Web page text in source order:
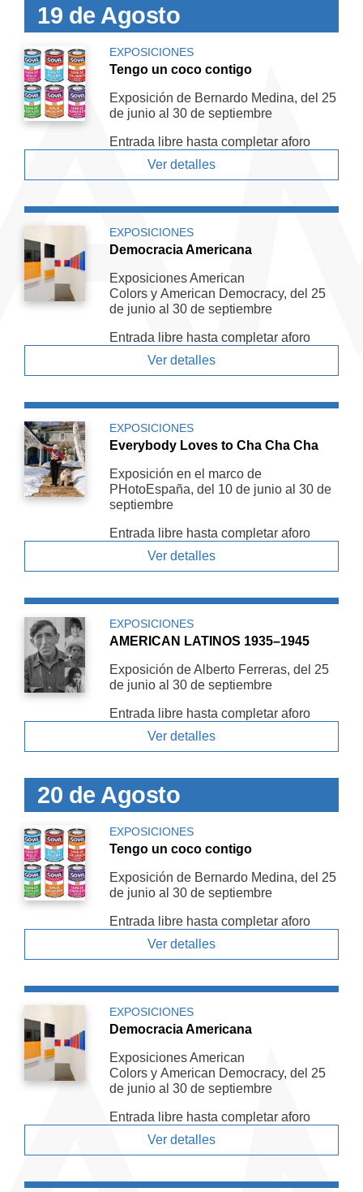
19 de Agosto
EXPOSICIONES
Tengo un coco contigo
Exposición de Bernardo Medina, del 25
de junio al 30 de septiembre
Entrada libre hasta completar aforo
Ver detalles
EXPOSICIONES
Democracia Americana
Exposiciones American
Colors y American De­mocracy, del 25
de junio al 30 de septiembre
Entrada libre hasta completar aforo
Ver detalles
EXPOSICIONES
Everybody Loves to Cha Cha Cha
Exposición en el marco de
PHotoEspaña, del 10 de junio al 30 de
septiembre
Entrada libre hasta completar aforo
Ver detalles
EXPOSICIONES
AMERICAN LATINOS 1935–1945
Exposición de Alberto Ferreras, del 25
de junio al 30 de septiembre
Entrada libre hasta completar aforo
Ver detalles
20 de Agosto
EXPOSICIONES
Tengo un coco contigo
Exposición de Bernardo Medina, del 25
de junio al 30 de septiembre
Entrada libre hasta completar aforo
Ver detalles
EXPOSICIONES
Democracia Americana
Exposiciones American
Colors y American De­mocracy, del 25
de junio al 30 de septiembre
Entrada libre hasta completar aforo
Ver detalles